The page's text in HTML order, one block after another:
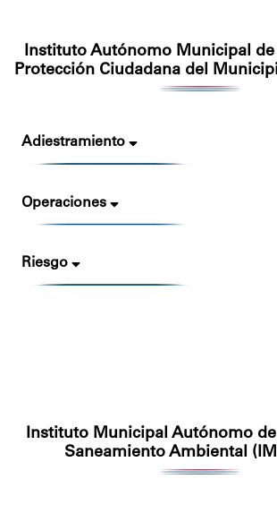
Instituto Autónomo Municipal
Protección Ciudadana del
Adiestramiento
Operaciones
Riesgo
Instituto Municipal Autónomo
Saneamiento Ambiental